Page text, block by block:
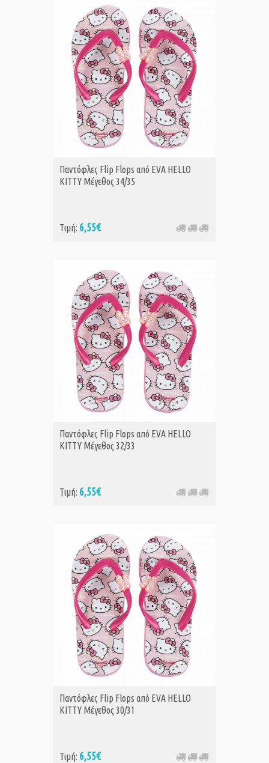
Παντόφλες Flip Flops από EVA HELLO
KITTY Μέγεθος 34/35
Τιμή: 6,55€
Παντόφλες Flip Flops από EVA HELLO
KITTY Μέγεθος 32/33
Τιμή: 6,55€
Παντόφλες Flip Flops από EVA HELLO
KITTY Μέγεθος 30/31
Τιμή: 6,55€